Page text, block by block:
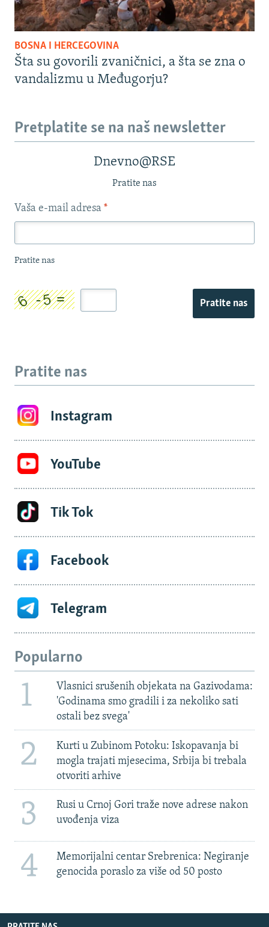
BOSNA I HERCEGOVINA
Šta su govorili zvaničnici, a šta se zna o
vandalizmu u Međugorju?
Pretplatite se na naš newsletter
Dnevno@RSE
Pratite nas
Vaša e-mail adresa *
Pratite nas
Pratite nas
Pratite nas
Instagram
YouTube
Tik Tok
Facebook
Telegram
Popularno
1
Vlasnici srušenih objekata na Gazivodama:
'Godinama smo gradili i za nekoliko sati
ostali bez svega'
2
Kurti u Zubinom Potoku: Iskopavanja bi
mogla trajati mjesecima, Srbija bi trebala
otvoriti arhive
3
Rusi u Crnoj Gori traže nove adrese nakon
uvođenja viza
4
Memorijalni centar Srebrenica: Negiranje
genocida poraslo za više od 50 posto